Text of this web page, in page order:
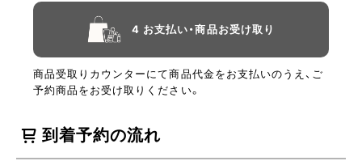
4 お支払い・商品お受け取り
商品受取りカウンターにて商品代金をお支払いのうえ、ご
予約商品をお受け取りください。
到着予約の流れ